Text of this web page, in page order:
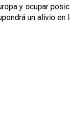
y ocupar
un alivio